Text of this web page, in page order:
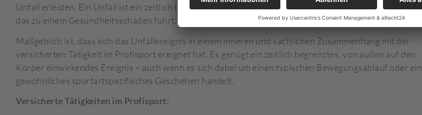
Unfall erleiden. Ein Unfall ist ein zeitlich begrenztes, von außen auf den Körper einwirkendes Ereignis,
das zu einem Gesundheitsschaden führt.
Maßgeblich ist, dass sich das Unfallereignis in einem inneren und sachlichen Zusammenhang mit der
versicherten Tätigkeit im Profisport ereignet hat. Es genügt ein zeitlich begrenztes, von außen auf den
Körper einwirkendes Ereignis – auch wenn es sich dabei um einen typischen Bewegungsablauf oder ein
gewöhnliches sportartspezifisches Geschehen handelt.
Versicherte Tätigkeiten im Profisport: